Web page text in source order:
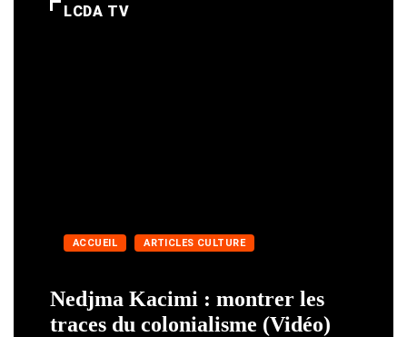
LCDA TV
ACCUEIL ARTICLES CULTURE
Nedjma Kacimi : montrer les
traces du colonialisme (Vidéo)